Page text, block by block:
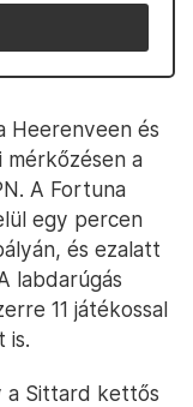
Heerenveen és
a
A Fortuna
egy percen
és ezalatt
labdarúgás
11 játékossal
is.
a Sittard kettős